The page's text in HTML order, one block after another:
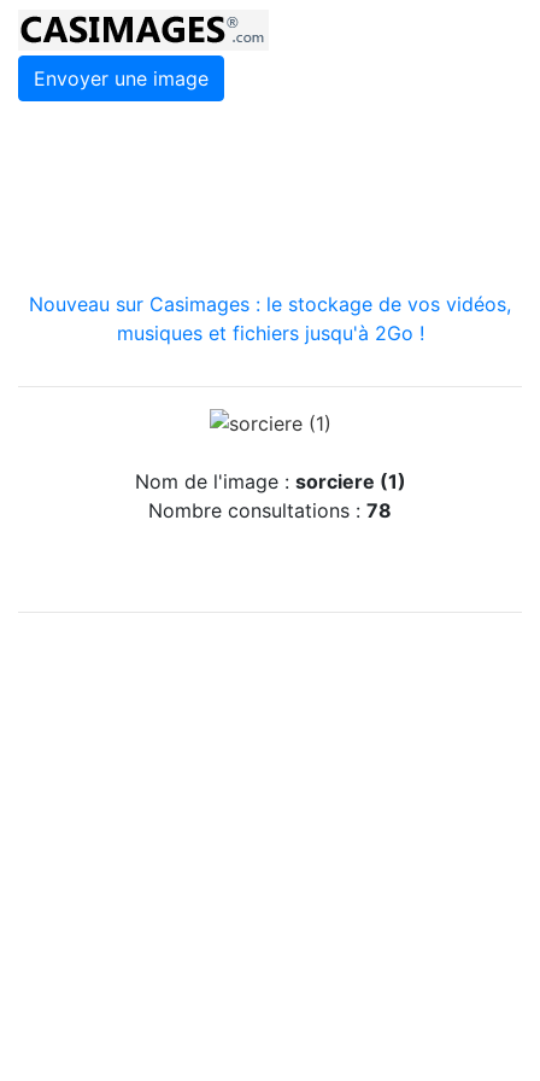
Envoyer une image
Nouveau sur Casimages : le stockage de vos vidéos,
musiques et fichiers jusqu'à 2Go !
Nom de l'image : sorciere (1)
Nombre consultations : 78